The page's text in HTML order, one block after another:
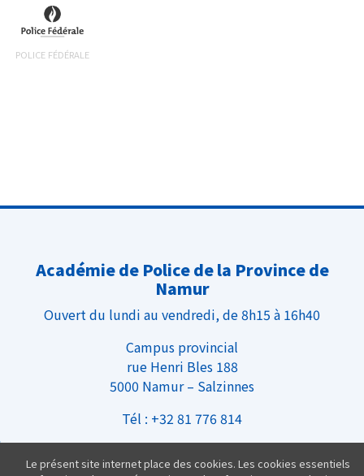
POLICE FÉDÉRALE
Académie de Police de la Province de
Namur
Ouvert du lundi au vendredi, de 8h15 à 16h40
Campus provincial
rue Henri Bles 188
5000 Namur – Salzinnes
Tél : +32 81 776 814
Le présent site internet place des cookies. Les cookies essentiels